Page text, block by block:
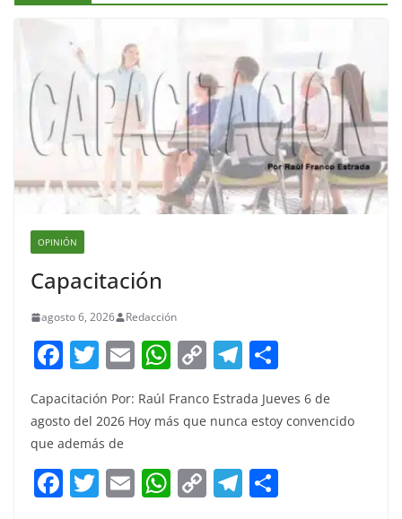
OPINIÓN
Capacitación
agosto 6, 2026 Redacción
F
a
c
e
b
o
T
itt
er
E
m
ai
W
at
A
p
C
p
Li
n
T
el
e
a
m
ar
e
Capacitación Por: Raúl Franco Estrada Jueves 6 de
agosto del 2026 Hoy más que nunca estoy convencido
que además de
F T E W C T